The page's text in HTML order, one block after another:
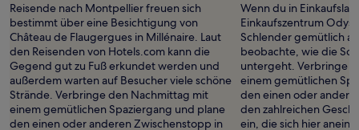
Reisende nach Montpellier freuen sich
bestimmt über eine Besichtigung von
Château de Flaugergues in Millénaire. Laut
den Reisenden von Hotels.com kann die
Gegend gut zu Fuß erkundet werden und
außerdem warten auf Besucher viele schöne
Strände. Verbringe den Nachmittag mit
einem gemütlichen Spaziergang und plane
den einen oder anderen Zwischenstopp in
Wenn du in
Einkaufszentrum
Schlender gemütlich
beobachte, wie die
untergeht. Verbringe
einem gemütlichen
den einen oder
den zahlreichen
ein, die sich hier